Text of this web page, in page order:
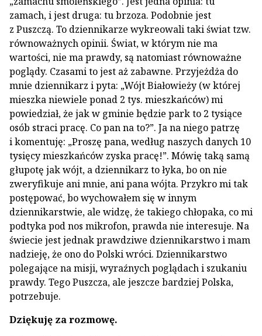
zamach, i jest druga: tu brzoza. Podobnie jest
z Puszczą. To dziennikarze wykreowali taki świat tzw.
równoważnych opinii. Świat, w którym nie ma
wartości, nie ma prawdy, są natomiast równoważne
poglądy. Czasami to jest aż zabawne. Przyjeżdża do
mnie dziennikarz i pyta: „Wójt Białowieży (w której
mieszka niewiele ponad 2 tys. mieszkańców) mi
powiedział, że jak w gminie będzie park to 2 tysiące
osób straci pracę. Co pan na to?”. Ja na niego patrzę
i komentuję: „Proszę pana, według naszych danych 10
tysięcy mieszkańców zyska pracę!”. Mówię taką samą
głupotę jak wójt, a dziennikarz to łyka, bo on nie
zweryfikuje ani mnie, ani pana wójta. Przykro mi tak
postępować, bo wychowałem się w innym
dziennikarstwie, ale widzę, że takiego chłopaka, co mi
podtyka pod nos mikrofon, prawda nie interesuje. Na
świecie jest jednak prawdziwe dziennikarstwo i mam
nadzieję, że ono do Polski wróci. Dziennikarstwo
polegające na misji, wyraźnych poglądach i szukaniu
prawdy. Tego Puszcza, ale jeszcze bardziej Polska,
potrzebuje.
Dziękuję za rozmowę.